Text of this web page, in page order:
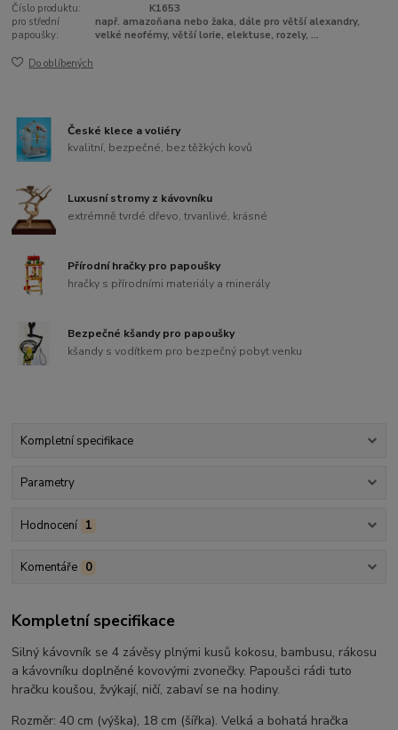
Číslo produktu:
K1653
pro střední
papoušky:
např. amazoňana nebo žaka, dále pro větší alexandry,
velké neofémy, větší lorie, elektuse, rozely, ...
Do oblíbených
České klece a voliéry
kvalitní, bezpečné, bez těžkých kovů
Luxusní stromy z kávovníku
extrémně tvrdé dřevo, trvanlivé, krásné
Přírodní hračky pro papoušky
hračky s přírodními materiály a minerály
Bezpečné kšandy pro papoušky
kšandy s vodítkem pro bezpečný pobyt venku
Kompletní specifikace
Parametry
Hodnocení 1
Komentáře 0
Kompletní specifikace
Silný kávovník se 4 závěsy plnými kusů kokosu, bambusu, rákosu
a kávovníku doplněné kovovými zvonečky. Papoušci rádi tuto
hračku koušou, žvýkají, ničí, zabaví se na hodiny.
Rozměr: 40 cm (výška), 18 cm (šířka). Velká a bohatá hračka